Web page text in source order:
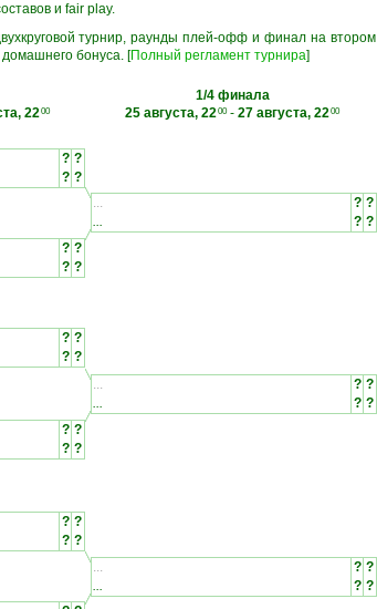
и fair play.
турнир, раунды плей-офф и финал на втором
бонуса. [Полный регламент турнира]
2200
1/4 финала
25 августа, 2200- 27 августа, 2200
? ?
? ?
...
? ?
...
? ?
? ?
? ?
? ?
? ?
...
? ?
...
? ?
? ?
? ?
? ?
? ?
...
? ?
...
? ?